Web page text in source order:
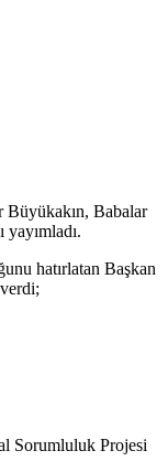
Babalar
hatırlatan Başkan
Sorumluluk Projesi